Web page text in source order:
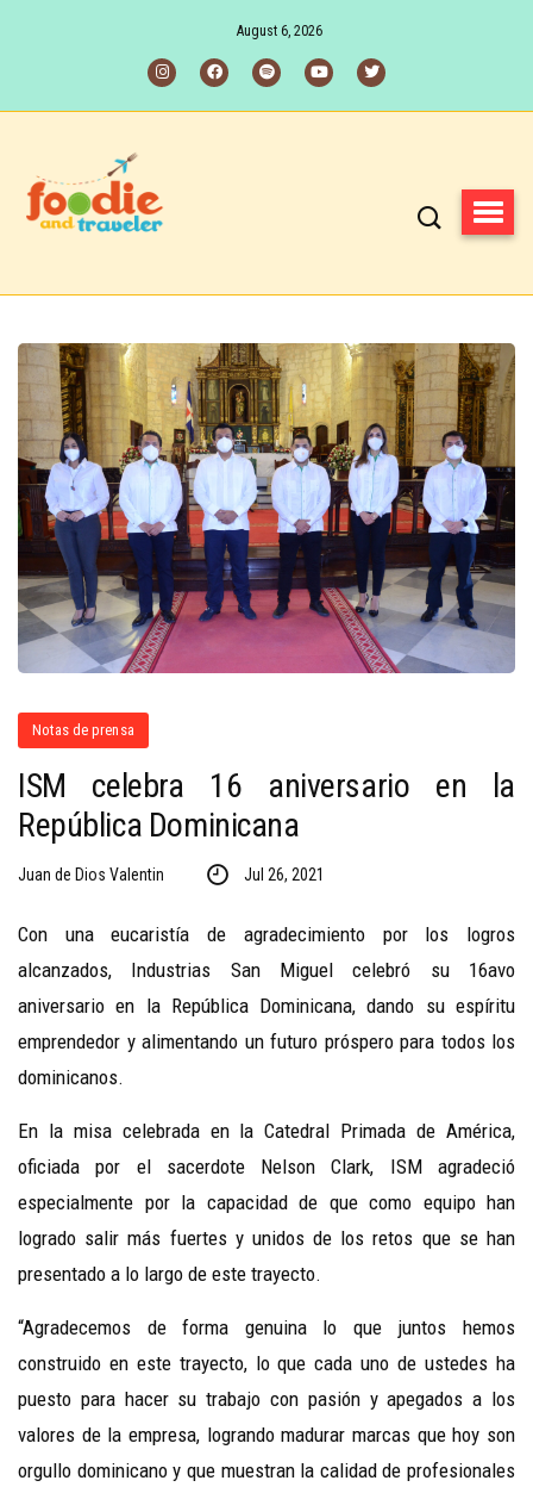
August 6, 2026
Notas de prensa
ISM celebra 16 aniversario en la
República Dominicana
Juan de Dios Valentin Jul 26, 2021
Con una eucaristía de agradecimiento por los logros
alcanzados, Industrias San Miguel celebró su 16avo
aniversario en la República Dominicana, dando su espíritu
emprendedor y alimentando un futuro próspero para todos los
dominicanos.
En la misa celebrada en la Catedral Primada de América,
oficiada por el sacerdote Nelson Clark, ISM agradeció
especialmente por la capacidad de que como equipo han
logrado salir más fuertes y unidos de los retos que se han
presentado a lo largo de este trayecto.
“Agradecemos de forma genuina lo que juntos hemos
construido en este trayecto, lo que cada uno de ustedes ha
puesto para hacer su trabajo con pasión y apegados a los
valores de la empresa, logrando madurar marcas que hoy son
orgullo dominicano y que muestran la calidad de profesionales